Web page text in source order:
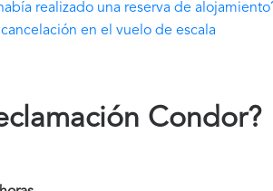
realizado una reserva de
en el vuelo de escala
Condor?